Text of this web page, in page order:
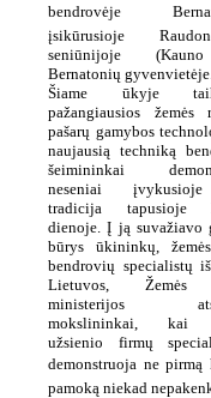
bendrovėje
įsikūrusioje
seniūnijoje
Bernatonių
Šiame ūkyje
pažangiausios žemės
pašarų gamybos
naujausią techniką
šeimininkai
neseniai
tradicija tapusioje
dienoje. Į ją suvažiavo
būrys ūkininkų,
bendrovių specialistų
Lietuvos, Žemės
ministerijos
mokslininkai, kai
užsienio firmų
demonstruoja ne pirmą
pamoką niekad